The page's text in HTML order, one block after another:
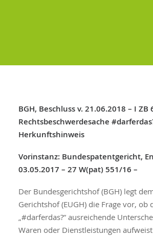
BGH, Beschluss v. 21.06.2018 – I
Rechtsbeschwerdesache
Herkunftshinweis
Vorinstanz: Bundespatentgericht,
03.05.2017 – 27 W(pat) 551/16 –
Der Bundesgerichtshof (BGH) legt
Gerichtshof (EUGH) die Frage vor, ob
„#darferdas?“ ausreichende
Waren oder Dienstleistungen